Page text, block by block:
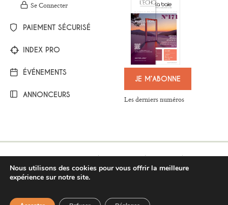
Se Connecter
PAIEMENT SÉCURISÉ
INDEX PRO
ÉVÉNEMENTS
ANNONCEURS
JE M’ABONNE
Les derniers numéros
Mentions légales Plan du site
Contact
Respect de la vie privée
Conditions générales de vente
Pour répondre au mieux à vos
Nous utilisons des cookies pour vous offrir la meilleure
expérience sur notre site.